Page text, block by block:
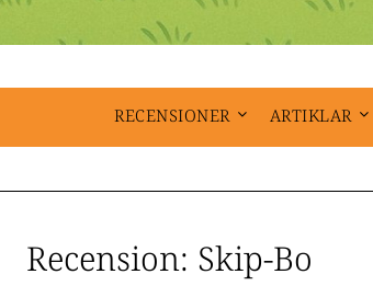
RECENSIONER ARTIKLAR
Recension: Skip-Bo